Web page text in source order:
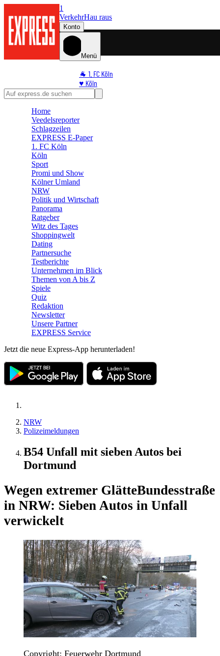
1
VerkehrHau raus
Konto
Menü
🐐 1. FC Köln
♥️ Köln
⭐ Promi
🛒 Shoppingwelt
Home
Veedelsreporter
Schlagzeilen
EXPRESS E-Paper
1. FC Köln
Köln
Sport
Promi und Show
Kölner Umland
NRW
Politik und Wirtschaft
Panorama
Ratgeber
Witz des Tages
Shoppingwelt
Dating
Partnersuche
Testberichte
Unternehmen im Blick
Themen von A bis Z
Spiele
Quiz
Redaktion
Newsletter
Unsere Partner
EXPRESS Service
Jetzt die neue Express-App herunterladen!
NRW
Polizeimeldungen
B54 Unfall mit sieben Autos bei
Dortmund
Wegen extremer GlätteBundesstraße
in NRW: Sieben Autos in Unfall
verwickelt
Copyright: Feuerwehr Dortmund